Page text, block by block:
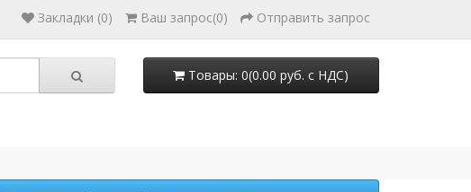
Закладки (0) Ваш запрос(0) Отправить запрос
Товары: 0(0.00 руб. с НДС)